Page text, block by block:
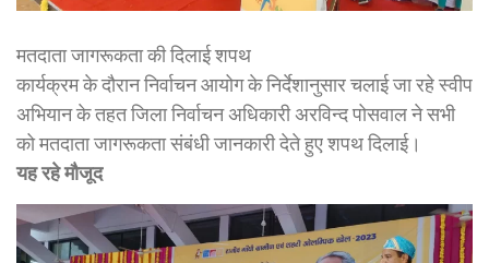
मतदाता जागरूकता की दिलाई शपथ
कार्यक्रम के दौरान निर्वाचन आयोग के निर्देशानुसार चलाई जा रहे स्वीप
अभियान के तहत जिला निर्वाचन अधिकारी अरविन्द पोसवाल ने सभी
को मतदाता जागरूकता संबंधी जानकारी देते हुए शपथ दिलाई।
यह रहे मौजूद